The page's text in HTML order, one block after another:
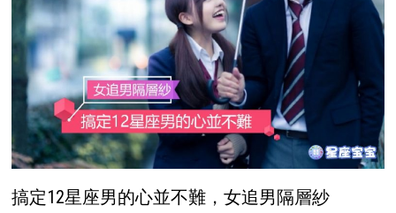
搞定12星座男的心並不難，女追男隔層紗